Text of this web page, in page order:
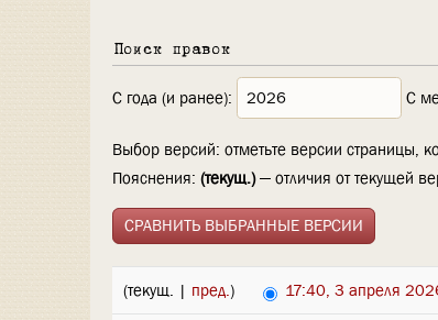
Поиск правок
С года (и ранее): С
Выбор версий: отметьте версии страницы,
Пояснения: (текущ.)— отличия от текущей
(текущ. | пред.) 17:40, 3 апреля